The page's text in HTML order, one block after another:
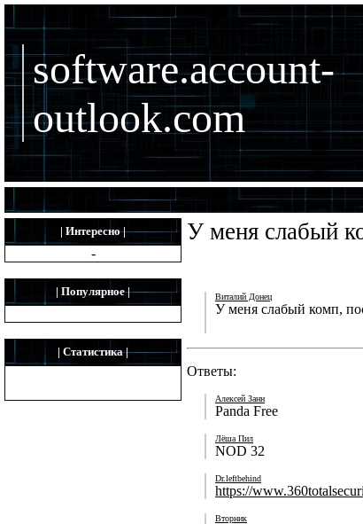
software.account-
outlook.com
| Интересно |
-
| Популярное |
| Статистика |
У меня слабый
Виталий Донец
У меня слабый комп,
Ответы:
Алексей Занн
Panda Free
Лёша Пил
NOD 32
Dr.leftbehind
https://
Вторник